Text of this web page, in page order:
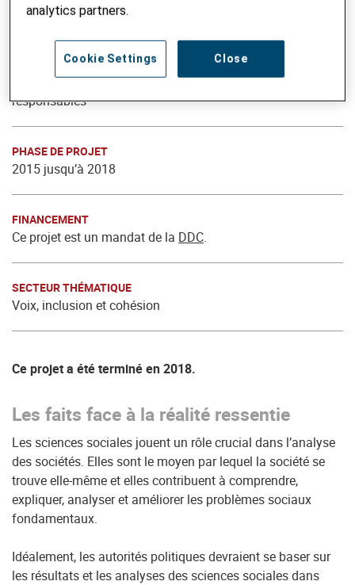
NOM DU PROJET
«PERFORM» – des sciences sociales pertinentes et
responsables
PHASE DE PROJET
2015 jusqu’à 2018
FINANCEMENT
Ce projet est un mandat de la DDC.
SECTEUR THÉMATIQUE
Voix, inclusion et cohésion
Ce projet a été terminé en 2018.
Les faits face à la réalité ressentie
Les sciences sociales jouent un rôle crucial dans l’analyse
des sociétés. Elles sont le moyen par lequel la société se
trouve elle-même et elles contribuent à comprendre,
expliquer, analyser et améliorer les problèmes sociaux
fondamentaux.
Idéalement, les autorités politiques devraient se baser sur
les résultats et les analyses des sciences sociales dans
analytics partners.
Close
Cookie Settings